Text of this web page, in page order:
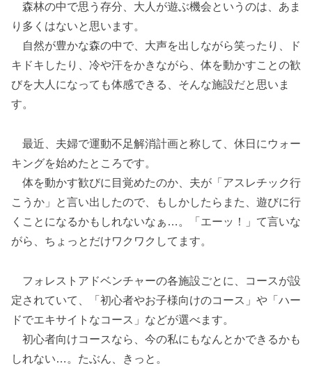
森林の中で思う存分、大人が遊ぶ機会というのは、あま
り多くはないと思います。
自然が豊かな森の中で、大声を出しながら笑ったり、ド
キドキしたり、冷や汗をかきながら、体を動かすことの歓
びを大人になっても体感できる、そんな施設だと思いま
す。
最近、夫婦で運動不足解消計画と称して、休日にウォー
キングを始めたところです。
体を動かす歓びに目覚めたのか、夫が「アスレチック行
こうか」と言い出したので、もしかしたらまた、遊びに行
くことになるかもしれないなぁ…。「エーッ！」て言いな
がら、ちょっとだけワクワクしてます。
フォレストアドベンチャーの各施設ごとに、コースが設
定されていて、「初心者やお子様向けのコース」や「ハー
ドでエキサイトなコース」などが選べます。
初心者向けコースなら、今の私にもなんとかできるかも
しれない…。たぶん、きっと。